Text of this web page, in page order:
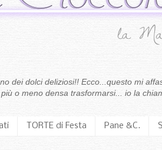
dei dolci deliziosi!! Ecco...questo mi
o meno densa trasformarsi... io la
TORTE di Festa Pane &C.